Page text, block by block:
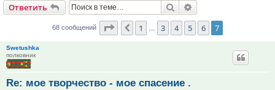
Ответить Поиск
68 сообщений Страница из 7
Пред.
1 3 4 5 6 7
Swetushka
полковник
Re: мое творчество - мое спасение .